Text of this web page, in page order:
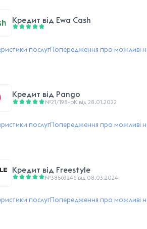
Кредит від Ewa Cash
послугПопередження про можливі
Кредит від Pango
№21/198-pK від 28.01.2022
послугПопередження про можливі
Кредит від Freestyle
№38569246 від 08.03.2024
послугПопередження про можливі